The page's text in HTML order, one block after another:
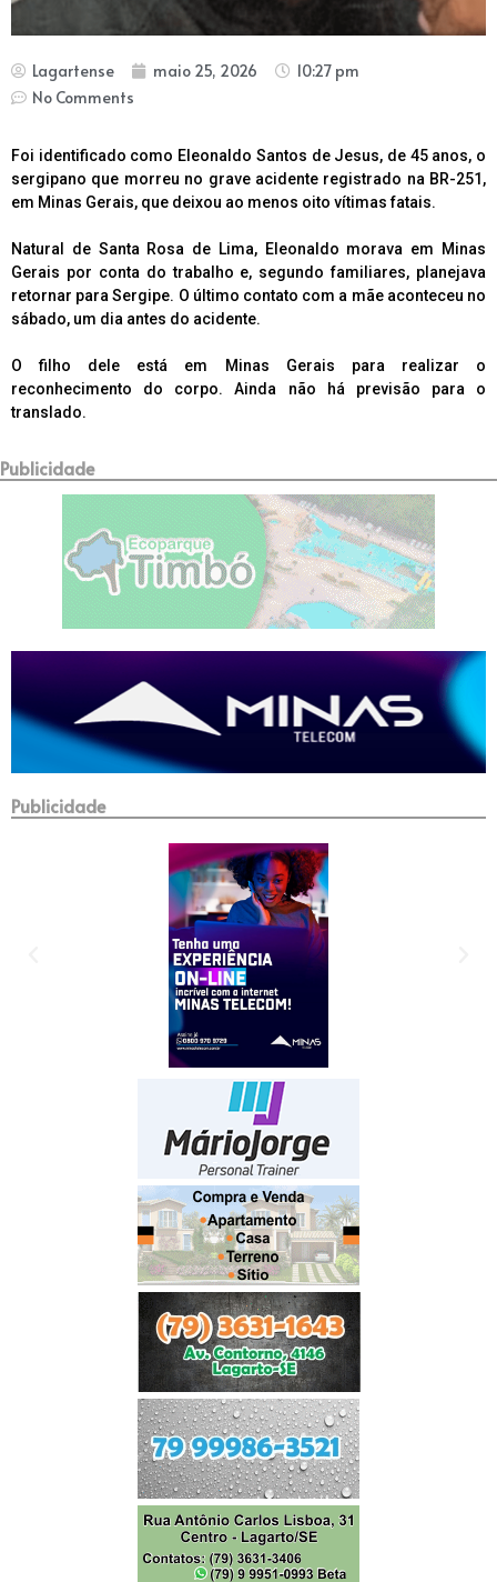
Lagartense maio 25, 2026
10:27 pm
No Comments
Foi identificado como Eleonaldo Santos de Jesus, de 45 anos, o
sergipano que morreu no grave acidente registrado na BR-251,
em Minas Gerais, que deixou ao menos oito vítimas fatais.
Natural de Santa Rosa de Lima, Eleonaldo morava em Minas
Gerais por conta do trabalho e, segundo familiares, planejava
retornar para Sergipe. O último contato com a mãe aconteceu no
sábado, um dia antes do acidente.
O filho dele está em Minas Gerais para realizar o
reconhecimento do corpo. Ainda não há previsão para o
translado.
Publicidade
Publicidade